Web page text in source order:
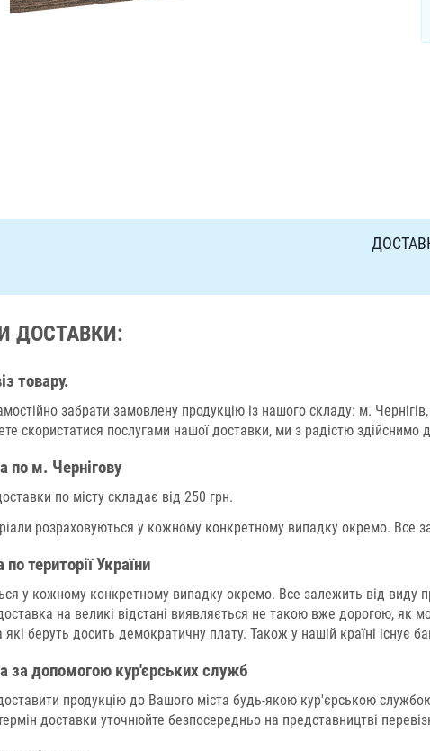
ДОСТАВКИ:
товару.
забрати замовлену продукцію із нашого складу: м.
скористатися послугами нашої доставки, ми з радістю здійснимо
по м. Чернігову
по місту складає від 250 грн.
розраховуються у кожному конкретному випадку окремо. Все
території України
у кожному конкретному випадку окремо. Все залежить від виду
на великі відстані виявляється не такою вже дорогою,
які беруть досить демократичну плату. Також у нашій країні існує
за допомогою кур'єрських служб
продукцію до Вашого міста будь-якою кур'єрською
доставки уточнюйте безпосередньо на представництві